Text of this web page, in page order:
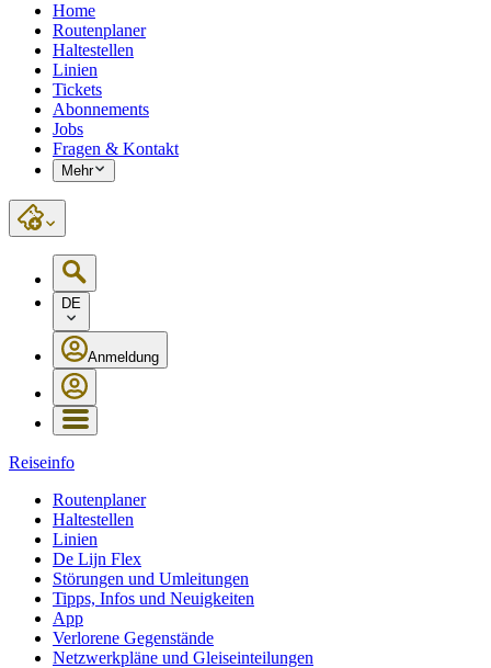
Home
Routenplaner
Haltestellen
Linien
Tickets
Abonnements
Jobs
Fragen & Kontakt
Mehr
DE
Anmeldung
Reiseinfo
Routenplaner
Haltestellen
Linien
De Lijn Flex
Störungen und Umleitungen
Tipps, Infos und Neuigkeiten
App
Verlorene Gegenstände
Netzwerkpläne und Gleiseinteilungen